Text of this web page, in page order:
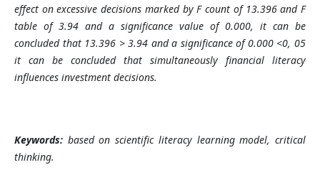
effect on excessive decisions marked by F count of 13.396 and F
table of 3.94 and a significance value of 0.000, it can be
concluded that 13.396 > 3.94 and a significance of 0.000 <0, 05
it can be concluded that simultaneously financial literacy
influences investment decisions.
Keywords:based on scientific literacy learning model, critical
thinking.